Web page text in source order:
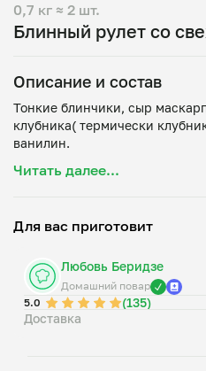
Блинный рулет со
0,7 кг ≈ 2 шт.
Описание и состав
Тонкие блинчики, сыр
клубника( термически
Читать далее...
Для вас приготовит
Любовь Беридзе
Домашний повар
5.0
(135)
Доставка